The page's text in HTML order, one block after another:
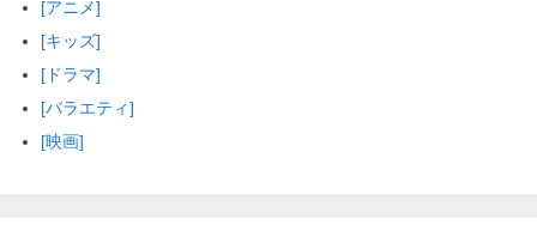
[アニメ]
[キッズ]
[ドラマ]
[バラエティ]
[映画]